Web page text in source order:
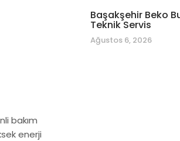
bakım
enerji
Başakşehir Beko
Teknik Servis
Ağustos 6, 2026